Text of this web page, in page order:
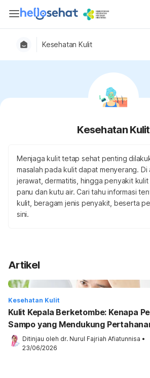
Kesehatan Kulit
Kesehatan Kulit
Menjaga kulit tetap sehat penting
masalah pada kulit dapat menyerang. Di
jerawat, dermatitis, hingga penyakit
panu dan kutu air. Cari tahu informasi
kulit, beragam jenis penyakit, beserta
sini.
Artikel
Kesehatan Kulit
Kulit Kepala Berketombe: Kenapa
Sampo yang Mendukung
Kepala?
Ditinjau oleh dr. Nurul Fajriah Afiatunnisa •
23/06/2026